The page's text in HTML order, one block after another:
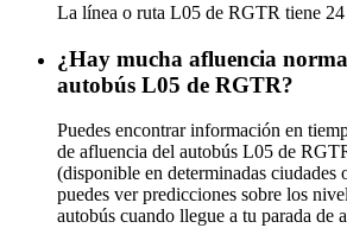
La línea o ruta L05 de RGTR tiene 24
¿Hay mucha afluencia
autobús L05 de RGTR?
Puedes encontrar información en
de afluencia del autobús L05 de
(disponible en determinadas ciudades
puedes ver predicciones sobre los
autobús cuando llegue a tu parada de